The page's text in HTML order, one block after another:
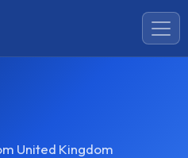
United Kingdom